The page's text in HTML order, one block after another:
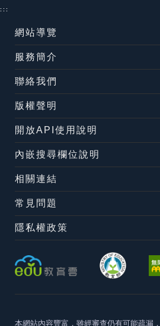
:::
網站導覽
服務簡介
聯絡我們
版權聲明
開放API使用說明
內嵌搜尋欄位說明
相關連結
常見問題
隱私權政策
本網站內容豐富，雖經審查仍有可能疏漏，